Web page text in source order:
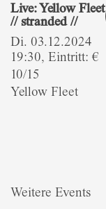
Live: Yellow Fleet
// stranded //
Di. 03.12.2024
19:30, Eintritt: €
10/15
Yellow Fleet
Weitere Events